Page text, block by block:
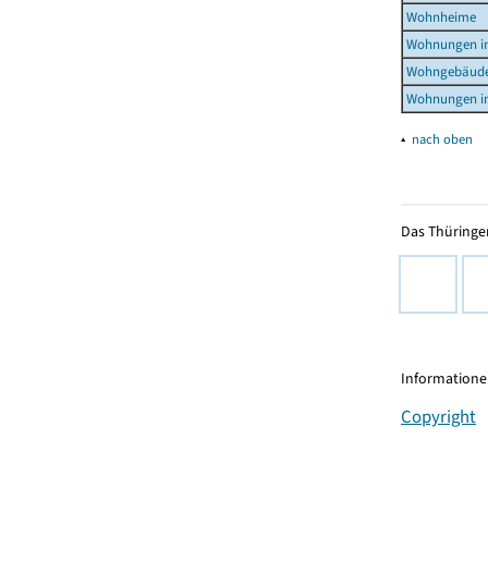
Wohnheime
Wohnungen
Wohnungen
▴ nach oben
Das
Copyright